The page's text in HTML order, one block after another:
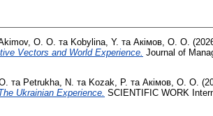
O. O. та Kobylina, Y. та Акімов, О. О.
Vectors and World Experience. Journal of
та Petrukha, N. та Kozak, P. та Акімов, О. О.
Ukrainian Experience. SCIENTIFIC WORK